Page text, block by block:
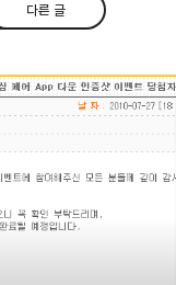
다른 글
라인 트위터